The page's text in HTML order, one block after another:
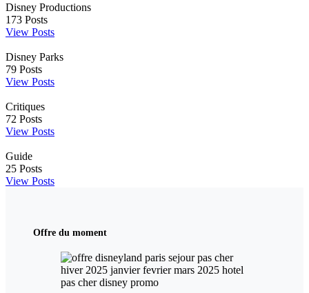
Disney Productions
173 Posts
View Posts
Disney Parks
79 Posts
View Posts
Critiques
72 Posts
View Posts
Guide
25 Posts
View Posts
Offre du moment